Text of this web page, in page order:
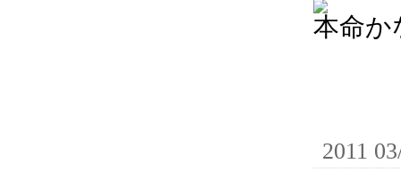
本命か
2011